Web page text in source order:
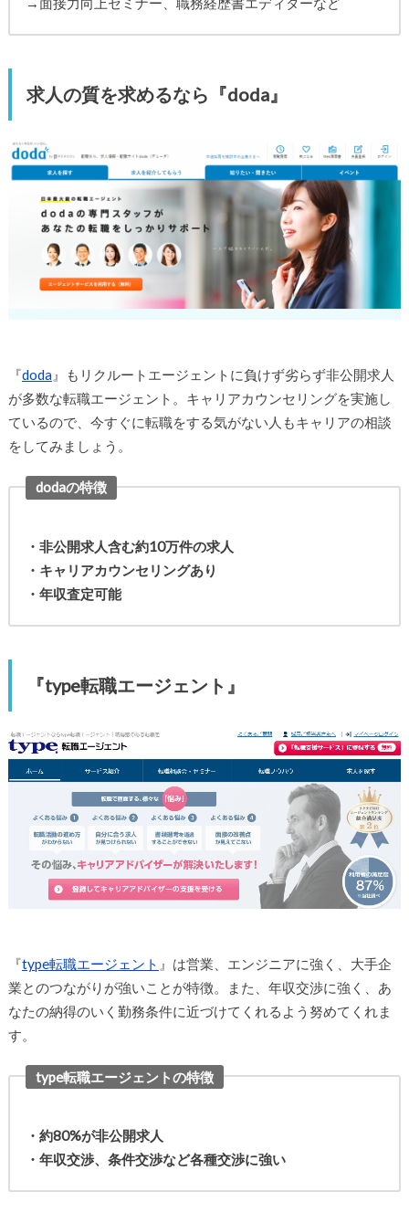
求人の質を求めるなら『doda』
『doda』もリクルートエージェントに負けず劣らず非公開求人
が多数な転職エージェント。キャリアカウンセリングを実施し
ているので、今すぐに転職をする気がない人もキャリアの相談
をしてみましょう。
dodaの特徴
・非公開求人含む約10万件の求人
・キャリアカウンセリングあり
・年収査定可能
『type転職エージェント』
『type転職エージェント 』は営業、エンジニアに強く、大手企
業とのつながりが強いことが特徴。また、年収交渉に強く、あ
なたの納得のいく勤務条件に近づけてくれるよう努めてくれま
す。
type転職エージェントの特徴
・約80%が非公開求人
・年収交渉、条件交渉など各種交渉に強い